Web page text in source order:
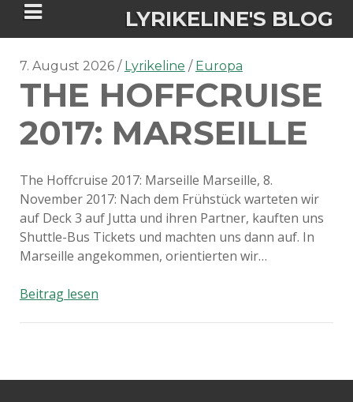
LYRIKELINE'S BLOG
Tania Morgan's Blog über alles, was
sie im Leben bewegt.
ÜBER DIE AUTORIN
IGASHO UND CHIMALIS KAYA
NIEMALS FÜR IMMER (ROMAN)
BÜCHERSHOPS
DATENSCHUTZERKLÄRUNG
7. August 2026 Lyrikeline Europa
THE HOFFCRUISE
2017: MARSEILLE
The Hoffcruise 2017: Marseille Marseille, 8.
November 2017: Nach dem Frühstück warteten wir
auf Deck 3 auf Jutta und ihren Partner, kauften uns
Shuttle-Bus Tickets und machten uns dann auf. In
Marseille angekommen, orientierten wir…
Beitrag lesenThe